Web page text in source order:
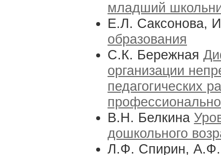
младший
Е.Л. Саксонова,
образования
С.К. Бережная
организации
педагогических
В.Н. Белкина
дошкольного
Л.Ф. Спирин,